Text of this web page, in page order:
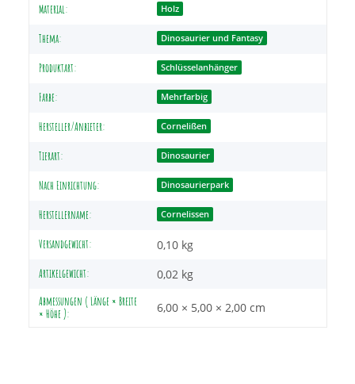
Produkteigenschaft
Wert
Material: Holz
Thema: Dinosaurier und Fantasy
Produktart: Schlüsselanhänger
Farbe: Mehrfarbig
Hersteller/Anbieter: Cornelißen
Tierart: Dinosaurier
Nach Einrichtung: Dinosaurierpark
Herstellername: Cornelissen
Versandgewicht: 0,10 kg
Artikelgewicht: 0,02 kg
Abmessungen ( Länge × Breite
× Höhe ):
6,00 × 5,00 × 2,00 cm